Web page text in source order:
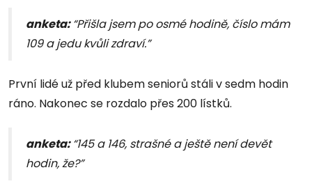
anketa:“Přišla jsem po osmé hodině, číslo mám
109 a jedu kvůli zdraví.”
První lidé už před klubem seniorů stáli v sedm hodin
ráno. Nakonec se rozdalo přes 200 lístků.
anketa:“145 a 146, strašné a ještě není devět
hodin, že?”